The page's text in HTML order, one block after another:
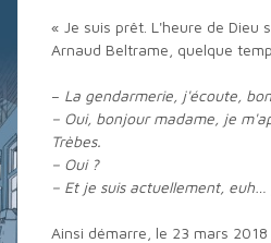
« Je suis prêt. L'heure de Dieu
Arnaud Beltrame, quelque
La gendarmerie, j'écoute,
– Oui, bonjour madame, je m'appelle Julie, je travaille au Super U à
Trèbes.
– Oui ?
– Et je suis actuellement,
Ainsi démarre, le 23 mars 2018 au Super U de Trèbes, près de